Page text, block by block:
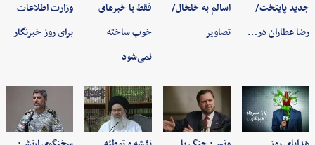
جدید پایتخت/
رضا عطاران در…
اسالم به خلخال/
تصاویر
فقط با خبرهای
خوب ساخته
نمی‌شود
وزارت اطلاعات
برای روز خبرنگار